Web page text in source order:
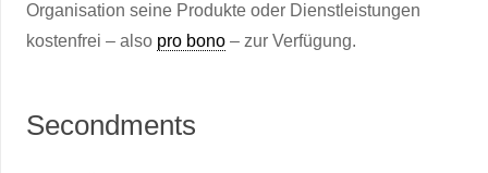
Organisation seine Produkte oder Dienstleistungen
kostenfrei – also pro bono – zur Verfügung.
Secondments